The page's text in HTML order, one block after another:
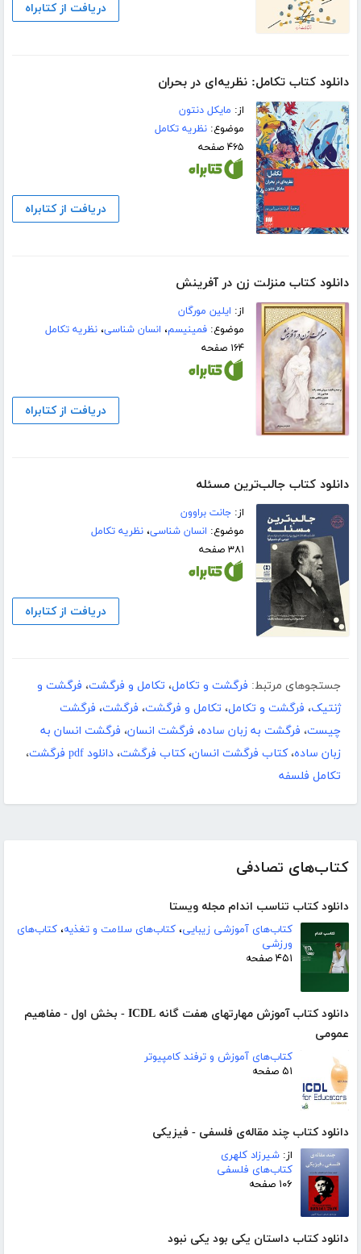
کتاب‌های تصادفی
دانلود کتاب تناسب اندام مجله ویستا
کتاب‌های آموزشی زیبایی، کتاب‌های سلامت و تغذیه، کتاب‌های
ورزشی
۴۵۱ صفحه
دانلود کتاب آموزش مهارتهای هفت گانه ICDL - بخش اول - مفاهیم
عمومی
کتاب‌های آموزش و ترفند کامپیوتر
۵۱ صفحه
دانلود کتاب چند مقاله‌ی فلسفی - فیزیکی
از: شیرزاد کلهری
کتاب‌های فلسفی
۱۰۶ صفحه
دانلود کتاب داستان یکی بود یکی نبود
دریافت از کتابراه
دانلود کتاب تکامل: نظریه‌ای در بحران
از: مایکل دنتون
موضوع:نظریه تکامل
۴۶۵ صفحه
دریافت از کتابراه
دانلود کتاب منزلت زن در آفرینش
از: ایلین مورگان
موضوع:فمینیسم، انسان شناسی،نظریه تکامل
۱۶۴ صفحه
دریافت از کتابراه
دانلود کتاب جالب‌ترین مسئله
از:جانت براوون
موضوع: انسان شناسی،نظریه تکامل
۳۸۱ صفحه
دریافت از کتابراه
جستجوهای مرتبط: فرگشت و تکامل، تکامل و فرگشت، فرگشت و
ژنتیک، فرگشت و تکامل، تکامل و فرگشت، فرگشت، فرگشت
چیست، فرگشت به زبان ساده، فرگشت انسان، فرگشت انسان به
زبان ساده،کتاب فرگشت انسان،کتاب فرگشت، دانلود pdf فرگشت
،
تکامل فلسفه